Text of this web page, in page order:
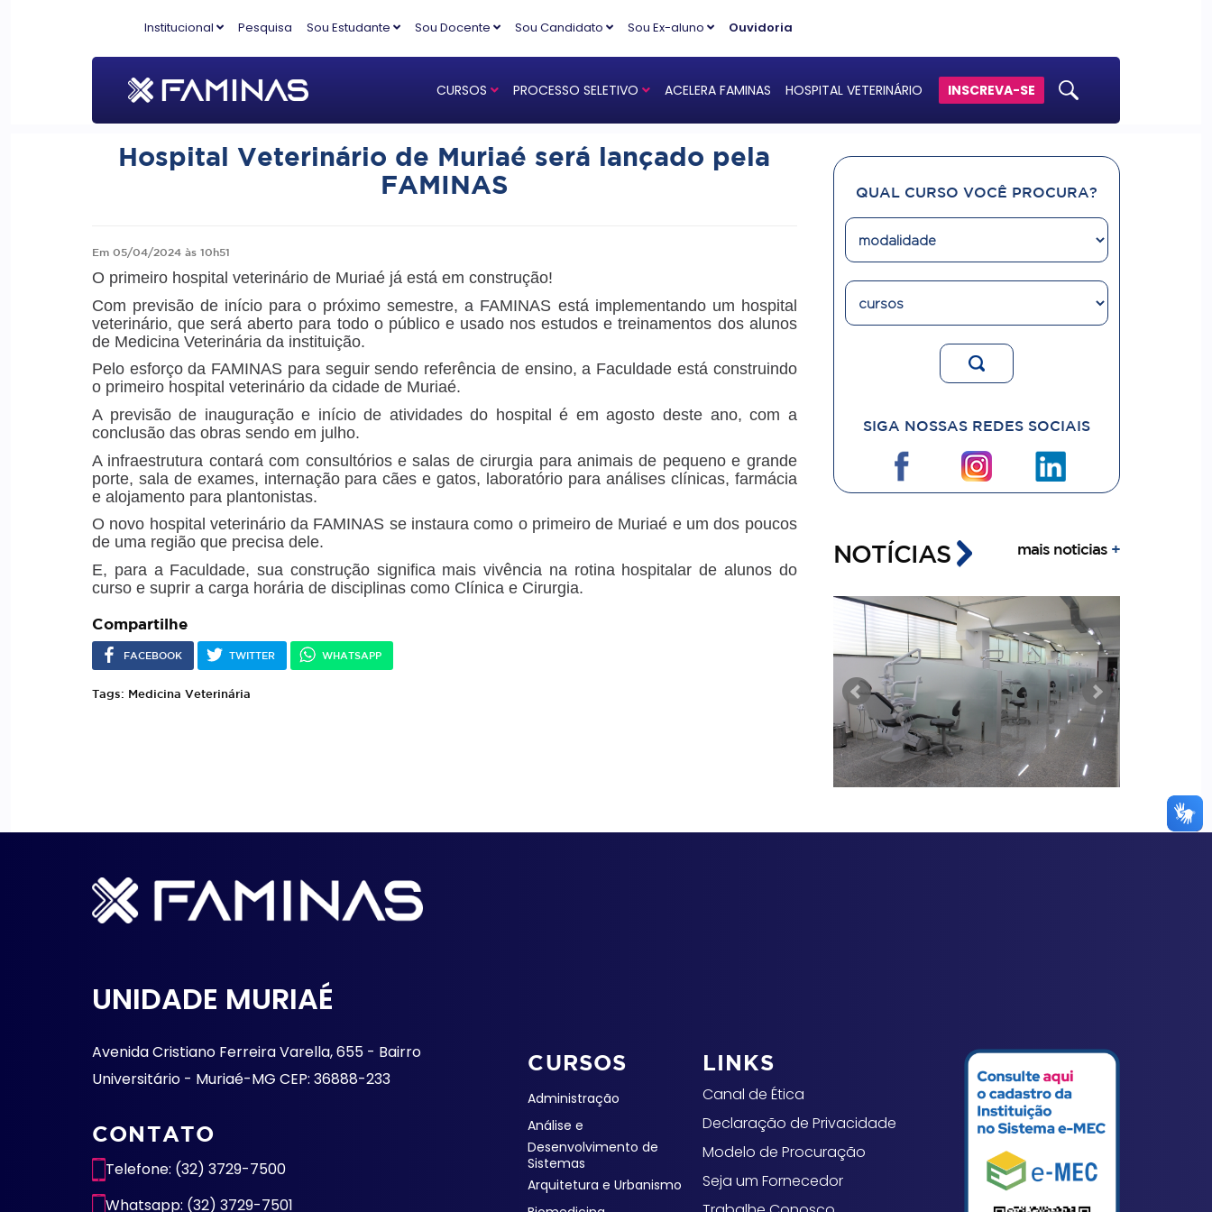
Institucional Pesquisa Sou Estudante Sou Docente Sou Candidato Sou Ex-aluno Ouvidoria
CURSOS PROCESSO SELETIVO ACELERA FAMINAS HOSPITAL VETERINÁRIO INSCREVA-SE
Hospital Veterinário de Muriaé será lançado pela
FAMINAS
Em 05/04/2024 às 10h51
O primeiro hospital veterinário de Muriaé já está em construção!
Com previsão de início para o próximo semestre, a FAMINAS está implementando um hospital
veterinário, que será aberto para todo o público e usado nos estudos e treinamentos dos alunos
de Medicina Veterinária da instituição.
Pelo esforço da FAMINAS para seguir sendo referência de ensino, a Faculdade está construindo
o primeiro hospital veterinário da cidade de Muriaé.
A previsão de inauguração e início de atividades do hospital é em agosto deste ano, com a
conclusão das obras sendo em julho.
A infraestrutura contará com consultórios e salas de cirurgia para animais de pequeno e grande
porte, sala de exames, internação para cães e gatos, laboratório para análises clínicas, farmácia
e alojamento para plantonistas.
O novo hospital veterinário da FAMINAS se instaura como o primeiro de Muriaé e um dos poucos
de uma região que precisa dele.
E, para a Faculdade, sua construção significa mais vivência na rotina hospitalar de alunos do
curso e suprir a carga horária de disciplinas como Clínica e Cirurgia.
Compartilhe
FACEBOOK TWITTER WHATSAPP
Tags: Medicina Veterinária
QUAL CURSO VOCÊ PROCURA?
SIGA NOSSAS REDES SOCIAIS
NOTÍCIAS mais noticias +
UNIDADE MURIAÉ
Avenida Cristiano Ferreira Varella, 655 - Bairro
Universitário - Muriaé-MG CEP: 36888-233
CONTATO
Telefone: (32) 3729-7500
Whatsapp: (32) 3729-7501
CURSOS
Administração
Análise e
Desenvolvimento de
Sistemas
Arquitetura e Urbanismo
LINKS
Canal de Ética
Declaração de Privacidade
Modelo de Procuração
Seja um Fornecedor